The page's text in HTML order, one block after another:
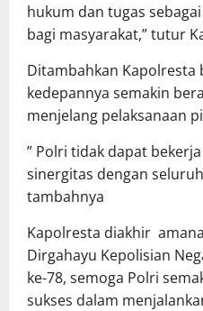
hukum dan tugas
bagi masyarakat,” tutur
Ditambahkan
kedepannya semakin
menjelang pelaksanaan
” Polri tidak dapat
sinergitas dengan
tambahnya
Kapolresta diakhir
Dirgahayu Kepolisian
ke-78, semoga Polri
sukses dalam